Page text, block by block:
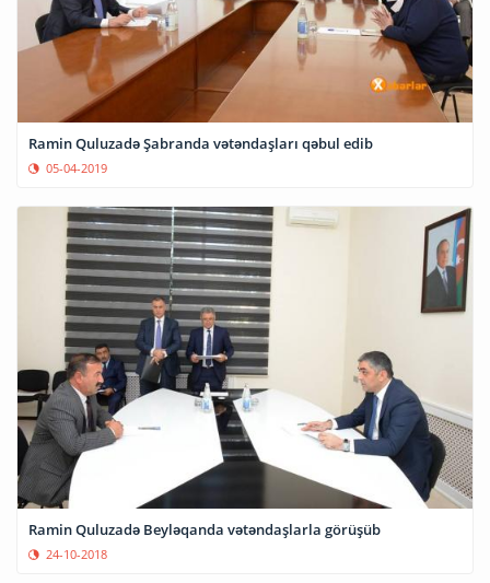
Ramin Quluzadə Şabranda vətəndaşları qəbul edib
05-04-2019
Ramin Quluzadə Beyləqanda vətəndaşlarla görüşüb
24-10-2018